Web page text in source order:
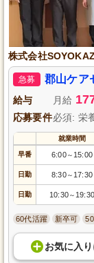
株式会社
急募 郡山ケア
給与 月給
応募要件必須: 栄
就業時間
早番 6:00～ 15:00
日勤 8:30～ 17:30
日勤 10:30～ 19:30
60代活躍 新卒可
お気に入り